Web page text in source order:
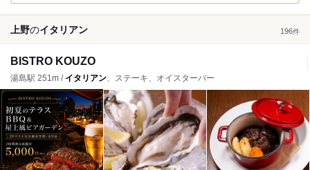
上野のイタリアン 196件
BISTRO KOUZO
湯島駅 251m / イタリアン、ステーキ、オイスターバー